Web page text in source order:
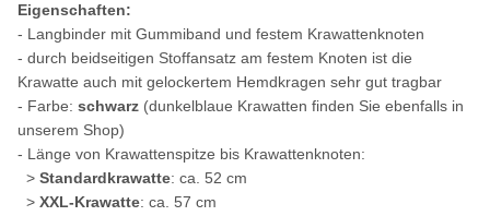
Eigenschaften:
- Langbinder mit Gummiband und festem Krawattenknoten
- durch beidseitigen Stoffansatz am festem Knoten ist die
Krawatte auch mit gelockertem Hemdkragen sehr gut tragbar
- Farbe: schwarz (dunkelblaue Krawatten finden Sie ebenfalls in
unserem Shop)
- Länge von Krawattenspitze bis Krawattenknoten:
> Standardkrawatte: ca. 52 cm
> XXL-Krawatte: ca. 57 cm